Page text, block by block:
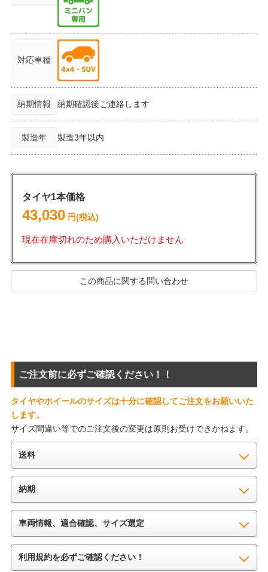
対応車種
納期情報 納期確認後ご連絡します
製造年 製造3年以内
タイヤ1本価格
43,030円(税込)
現在在庫切れのため購入いただけません
この商品に関する問い合わせ
ご注文前に必ずご確認ください！！
タイヤやホイールのサイズは十分に確認してご注文をお願いいた
します。
サイズ間違い等でのご注文後の変更は原則お受けできかねます。
送料
納期
車両情報、適合確認、サイズ選定
利用規約を必ずご確認ください！